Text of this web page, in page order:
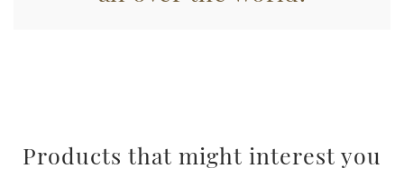
Products that might interest you